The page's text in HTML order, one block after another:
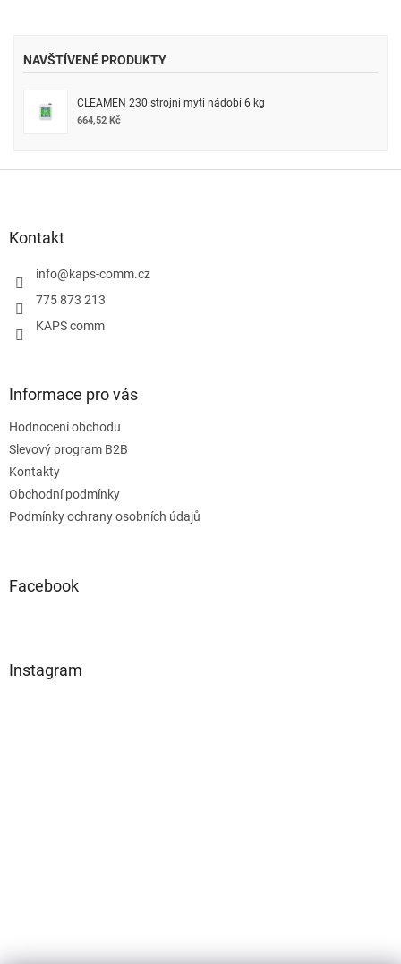
NAVŠTÍVENÉ PRODUKTY
CLEAMEN 230 strojní mytí nádobí 6 kg
664,52 Kč
Kontakt
info@kaps-comm.cz
775 873 213
KAPS comm
Informace pro vás
Hodnocení obchodu
Slevový program B2B
Kontakty
Obchodní podmínky
Podmínky ochrany osobních údajů
Facebook
Instagram